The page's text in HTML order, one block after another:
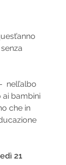
nell’albo
ai bambini
che in
21